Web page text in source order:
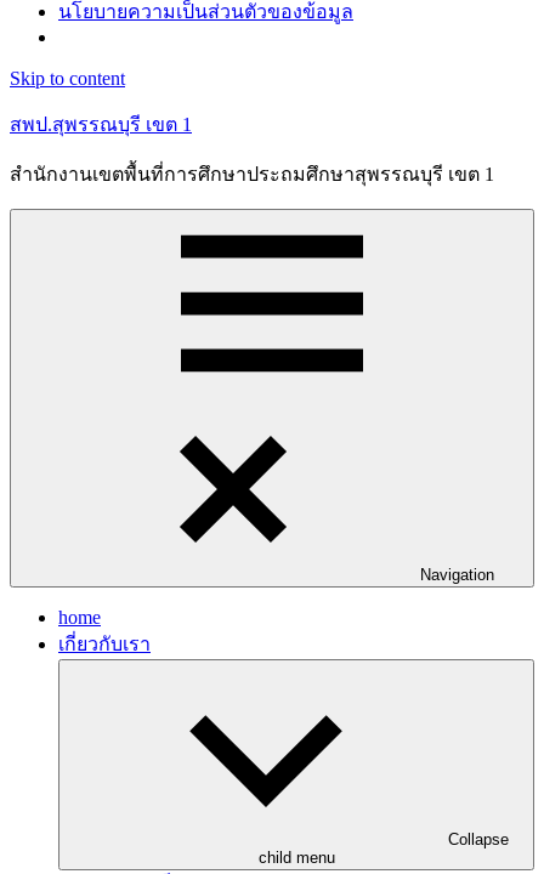
นโยบายความเป็นส่วนตัวของข้อมูล
Skip to content
สพป.สุพรรณบุรี เขต 1
สำนักงานเขตพื้นที่การศึกษาประถมศึกษาสุพรรณบุรี เขต 1
Navigation
home
เกี่ยวกับเรา
Collapse
child menu